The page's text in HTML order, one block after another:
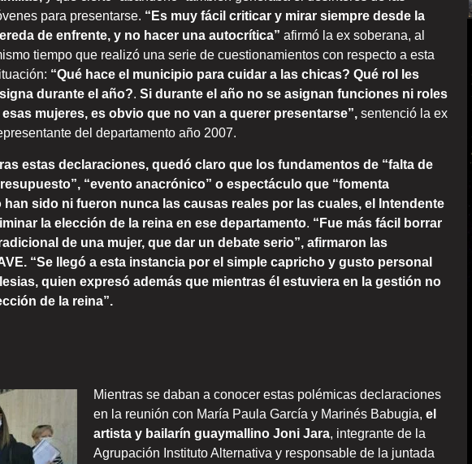
para presentarse. “Es muy fácil criticar y mirar siempre desde la
de enfrente, y no hacer una autocrítica” afirmó la ex soberana, al
tiempo que realizó una serie de cuestionamientos con respecto a esta
“Qué hace el municipio para cuidar a las chicas? Qué rol les
durante el año?. Si durante el año no se asignan funciones ni roles
esas mujeres, es obvio que no van a querer presentarse”, sentenció la ex
del departamento año 2007.
estas declaraciones, quedó claro que los fundamentos de “falta de
“evento anacrónico” o espectáculo que “fomenta
sido ni fueron nunca las causas reales por las cuales, el Intendente
la elección de la reina en ese departamento. “Fue más fácil borrar
de una mujer, que dar un debate serio”, afirmaron las
“Se llegó a esta instancia por el simple capricho y gusto personal
quien expresó además que mientras él estuviera en la gestión no
de la reina”.
Mientras se daban a conocer estas polémicas declaraciones
en la reunión con María Paula García y Marinés Babugia, el
artista y bailarín guaymallino Joni Jara, integrante de la
Agrupación Instituto Alternativa y responsable de la juntada